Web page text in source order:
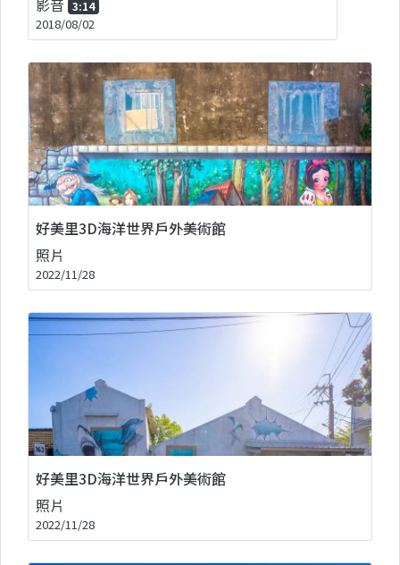
3:14
2018/08/02
好美里3D海洋世界戶外美術館
照片
2022/11/28
好美里3D海洋世界戶外美術館
照片
2022/11/28